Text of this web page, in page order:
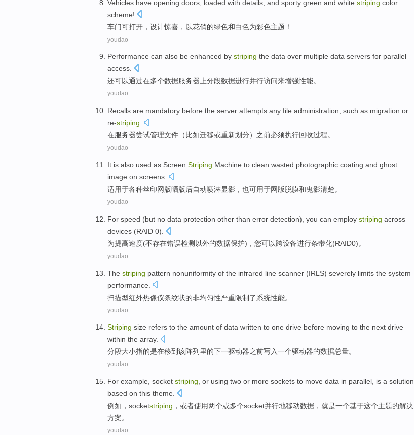
Vehicles have opening doors, loaded with details, and sporty green and white striping color
scheme!
车门可打开 ，设计惊喜， 以花俏的绿色和白色为彩色主题！
youdao
Performance can also be enhanced by striping the data over multiple data servers for parallel
access.
还可以通过在多个数据服务器上分段数据进行并行访问来增强性能。
youdao
Recalls are mandatory before the server attempts any file administration such as migration or
re-striping
在服务器尝试管理文件 （ 比如迁移或重新划分） 之前必须执行回收过程。
youdao
It is also used as Screen Striping Machine to clean wasted photographic coating and ghost
image on screens.
适用于各种丝印网版晒版后自动喷淋显影 ， 也可用于网版脱膜和鬼影清楚。
youdao
For speed (but no data protection other than error detection), you can employ striping across
devices (RAID 0).
为提高速度(不存在错误检测 以外的数据保护)， 您可以跨设备进行条带化(RAID0)。
youdao
The striping pattern nonuniformity of the infrared line scanner (IRLS) severely limits the system
performance
扫描型红外热像仪条纹状的非均匀性严重限制了系统性能。
youdao
Striping size refers to the amount of data written to one drive before moving to the next drive
within the array.
分段大小指的是在移到该阵列 里的下一驱动器之前写入一个驱动器的数据总量。
youdao
For example socket striping or using two or more sockets to move data in parallel is a solution
based on this theme
例如 ， socketstriping ， 或者使用两个或多个socket并行地移动数据 ， 就是一个基于这个主题的解决
方案。
youdao